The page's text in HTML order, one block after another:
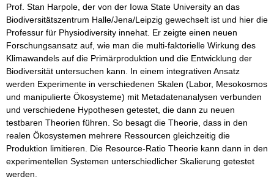
Prof. Stan Harpole, der von der Iowa State University an das
Biodiversitätszentrum Halle/Jena/Leipzig gewechselt ist und hier die
Professur für Physiodiversity innehat. Er zeigte einen neuen
Forschungsansatz auf, wie man die multi-faktorielle Wirkung des
Klimawandels auf die Primärproduktion und die Entwicklung der
Biodiversität untersuchen kann. In einem integrativen Ansatz
werden Experimente in verschiedenen Skalen (Labor, Mesokosmos
und manipulierte Ökosysteme) mit Metadatenanalysen verbunden
und verschiedene Hypothesen getestet, die dann zu neuen
testbaren Theorien führen. So besagt die Theorie, dass in den
realen Ökosystemen mehrere Ressourcen gleichzeitig die
Produktion limitieren. Die Resource-Ratio Theorie kann dann in den
experimentellen Systemen unterschiedlicher Skalierung getestet
werden.